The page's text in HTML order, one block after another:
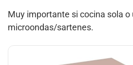
Muy importante si cocina sola o
microondas/sartenes.